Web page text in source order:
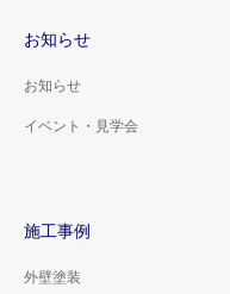
お知らせ
お知らせ
イベント・見学会
施工事例
外壁塗装